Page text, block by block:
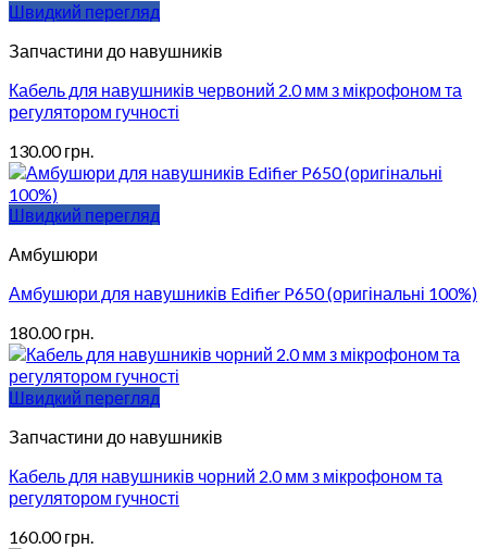
Швидкий перегляд
Запчастини до навушників
Кабель для навушників червоний 2.0 мм з мікрофоном та
регулятором гучності
130.00грн.
Швидкий перегляд
Амбушюри
Амбушюри для навушників Edifier P650 (оригінальні 100%)
180.00грн.
Швидкий перегляд
Запчастини до навушників
Кабель для навушників чорний 2.0 мм з мікрофоном та
регулятором гучності
160.00грн.